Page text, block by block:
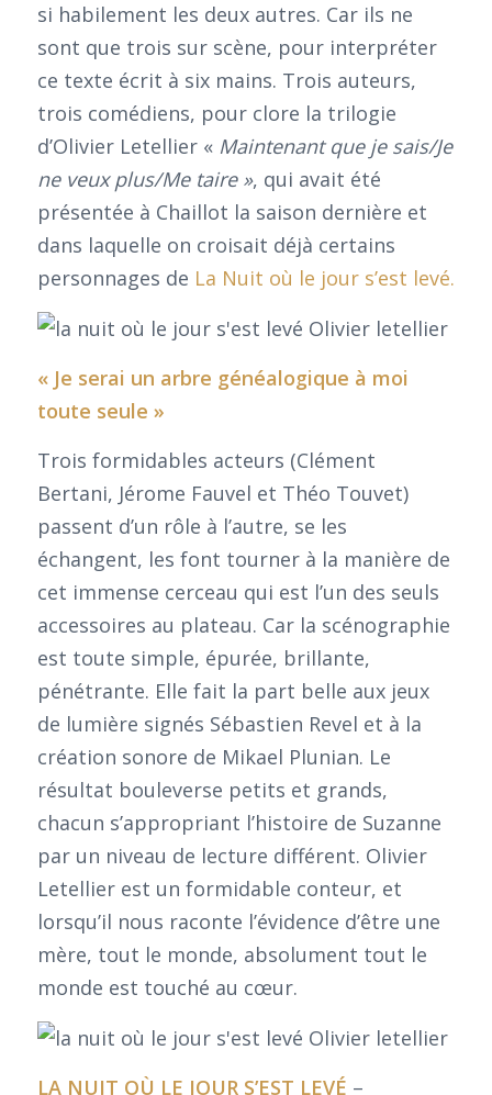
si habilement les deux autres. Car ils ne
sont que trois sur scène, pour interpréter
ce texte écrit à six mains. Trois auteurs,
trois comédiens, pour clore la trilogie
d’Olivier Letellier « Maintenant que je sais/Je
ne veux plus/Me taire », qui avait été
présentée à Chaillot la saison dernière et
dans laquelle on croisait déjà certains
personnages de La Nuit où le jour s’est levé.
« Je serai un arbre généalogique à moi
toute seule »
Trois formidables acteurs (Clément
Bertani, Jérome Fauvel et Théo Touvet)
passent d’un rôle à l’autre, se les
échangent, les font tourner à la manière de
cet immense cerceau qui est l’un des seuls
accessoires au plateau. Car la scénographie
est toute simple, épurée, brillante,
pénétrante. Elle fait la part belle aux jeux
de lumière signés Sébastien Revel et à la
création sonore de Mikael Plunian. Le
résultat bouleverse petits et grands,
chacun s’appropriant l’histoire de Suzanne
par un niveau de lecture différent. Olivier
Letellier est un formidable conteur, et
lorsqu’il nous raconte l’évidence d’être une
mère, tout le monde, absolument tout le
monde est touché au cœur.
LA NUIT OÙ LE JOUR S’EST LEVÉ –